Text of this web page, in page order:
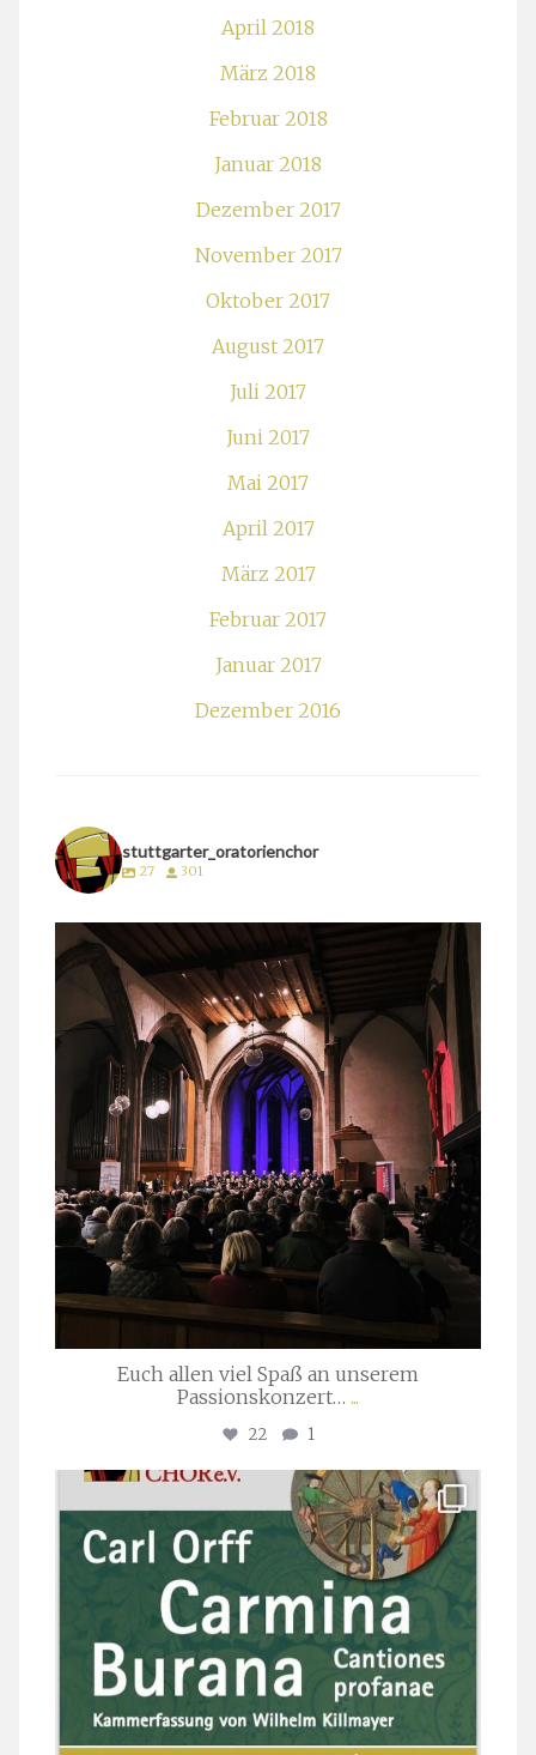
April 2018
März 2018
Februar 2018
Januar 2018
Dezember 2017
November 2017
Oktober 2017
August 2017
Juli 2017
Juni 2017
Mai 2017
April 2017
März 2017
Februar 2017
Januar 2017
Dezember 2016
stuttgarter_oratorienchor
27 301
stuttgarter_oratorienchor
März 24
Euch allen viel Spaß an unserem
Passionskonzert… ...
22 1
stuttgarter_oratorienchor
Juli 22